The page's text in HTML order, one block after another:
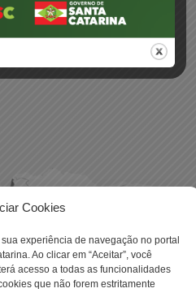
Cookies
experiência de navegação no portal
Ao clicar em “Aceitar”, você
acesso a todas as funcionalidades
que não forem estritamente
- 480